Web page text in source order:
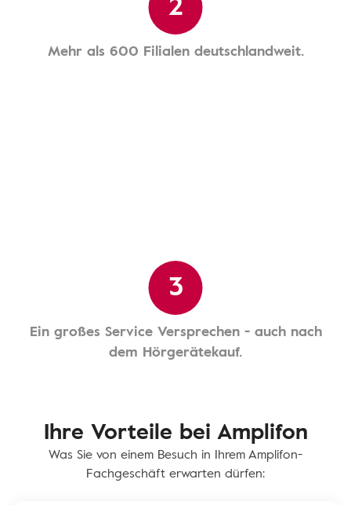
Mehr als 600 Filialen deutschlandweit.
3
Ein großes Service Versprechen - auch nach
dem Hörgerätekauf.
Ihre Vorteile bei Amplifon
Was Sie von einem Besuch in Ihrem Amplifon-
Fachgeschäft erwarten dürfen: